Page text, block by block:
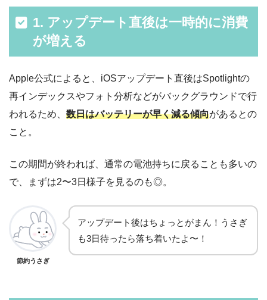
1. アップデート直後は一時的に消費
が増える
Apple公式によると、iOSアップデート直後はSpotlightの
再インデックスやフォト分析などがバックグラウンドで行
われるため、 数日はバッテリーが早く減る傾向があるとの
こと。
この期間が終われば、通常の電池持ちに戻ることも多いの
で、まずは2〜3日様子を見るのも◎。
節約うさぎ
アップデート後はちょっとがまん！うさぎ
も3日待ったら落ち着いたよ〜！